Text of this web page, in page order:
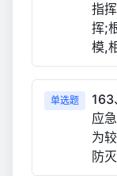
指
挥;
模,
单选题
163
应
为
防